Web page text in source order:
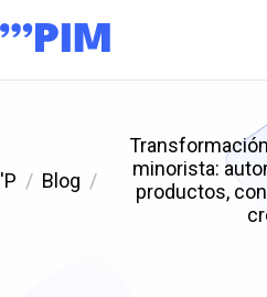
'P Blog
minorista:
productos,